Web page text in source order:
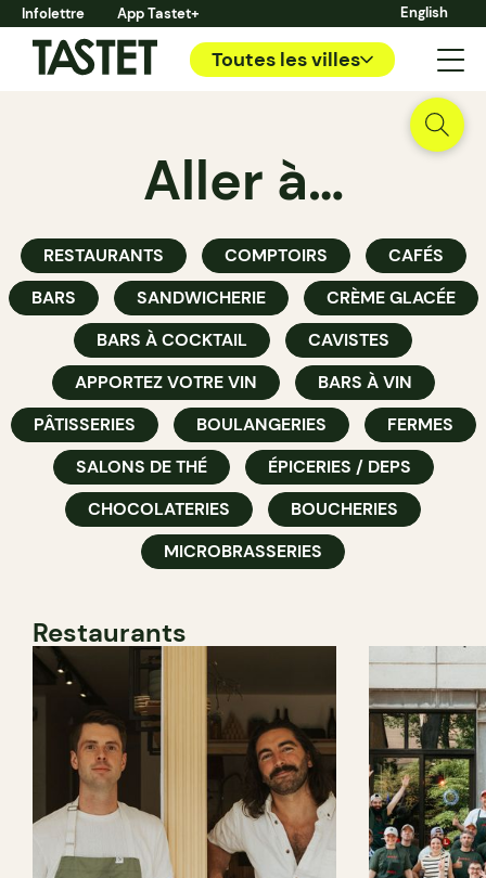
Infolettre App Tastet+ English
Toutes les villes
Aller à…
RESTAURANTS COMPTOIRS
CAFÉS
BARS
SANDWICHERIE
CRÈME GLACÉE
BARS À COCKTAIL
CAVISTES
APPORTEZ VOTRE VIN
BARS À VIN
PÂTISSERIES
BOULANGERIES
FERMES
SALONS DE THÉ
ÉPICERIES / DEPS
CHOCOLATERIES
BOUCHERIES
MICROBRASSERIES
Restaurants